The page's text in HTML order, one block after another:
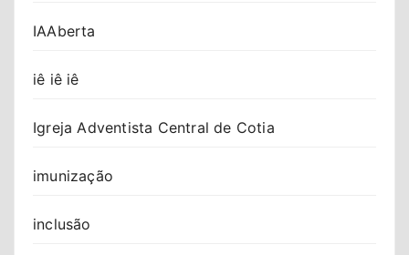
IAAberta
iê iê iê
Igreja Adventista Central de Cotia
imunização
inclusão